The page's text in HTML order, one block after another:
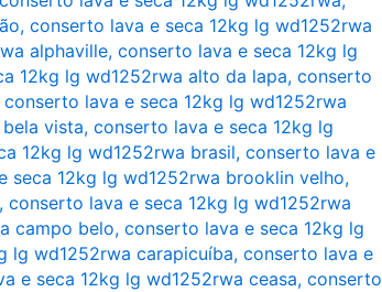
, conserto lava e seca 12kg lg wd1252rwa
alphaville, conserto lava e seca 12kg lg
12kg lg wd1252rwa alto da lapa, conserto
conserto lava e seca 12kg lg wd1252rwa
vista, conserto lava e seca 12kg lg
12kg lg wd1252rwa brasil, conserto lava e
seca 12kg lg wd1252rwa brooklin velho,
, conserto lava e seca 12kg lg wd1252rwa
campo belo, conserto lava e seca 12kg lg
lg wd1252rwa carapicuíba, conserto lava e
e seca 12kg lg wd1252rwa ceasa, conserto